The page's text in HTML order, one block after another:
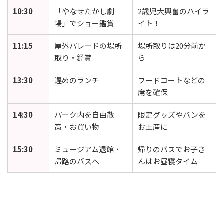
10:30
「やなせたかし劇
場」でショー鑑賞
2歳児大興奮のハイラ
イト！
11:15
屋外パレードの場所
取り・鑑賞
場所取りは20分前か
ら
13:30 遅めのランチ
フードコートなどの
席を確保
14:30
パーク内を自由散
策・お買い物
限定グッズやパンを
お土産に
15:30
ミュージアム退館・
帰路のバスへ
帰りのバスでお子さ
んはお昼寝タイム